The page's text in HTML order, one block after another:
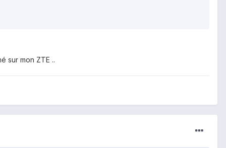
sur mon ZTE ..